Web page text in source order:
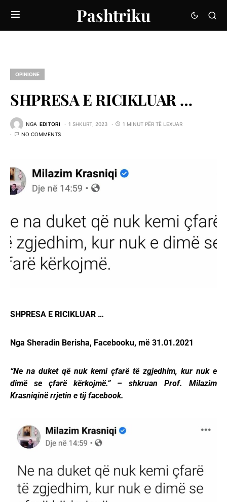
Pashtriku
OPINIONE
SHPRESA E RICIKLUAR …
NGA EDITORI 1 SHKURT, 2023
1 MINUT PËR TË LEXUAR
NO COMMENTS
SHPRESA E RICIKLUAR …
Nga Sheradin Berisha, Facebooku, më 31.01.2021
“Ne na duket që nuk kemi çfarë të zgjedhim, kur nuk e
dimë se çfarë kërkojmë.” – shkruan Prof. Milazim
Krasniqinë rrjetin e tij facebook.